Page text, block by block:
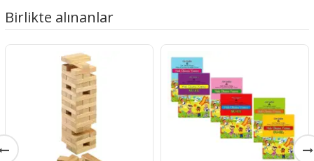
Birlikte alınanlar